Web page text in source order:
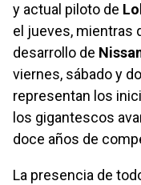
y actual piloto de
el jueves, mientras
desarrollo de
viernes, sábado y
representan los
los gigantescos
doce años de
La presencia de